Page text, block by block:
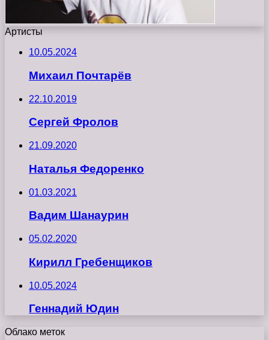
Артисты
10.05.2024
Михаил Почтарёв
22.10.2019
Сергей Фролов
21.09.2020
Наталья Федоренко
01.03.2021
Вадим Шанаурин
05.02.2020
Кирилл Гребенщиков
10.05.2024
Геннадий Юдин
Облако меток